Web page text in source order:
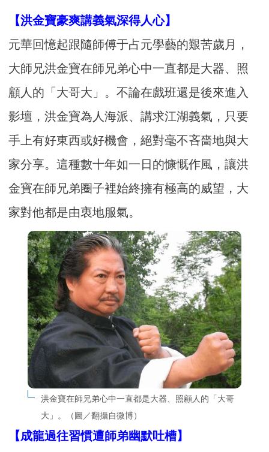
【洪金寶豪爽講義氣深得人心】
元華回憶起跟隨師傅于占元學藝的艱苦歲月，
大師兄洪金寶在師兄弟心中一直都是大器、照
顧人的「大哥大」。不論在戲班還是後來進入
影壇，洪金寶為人海派、講求江湖義氣，只要
手上有好東西或好機會，絕對毫不吝嗇地與大
家分享。這種數十年如一日的慷慨作風，讓洪
金寶在師兄弟圈子裡始終擁有極高的威望，大
家對他都是由衷地服氣。
洪金寶在師兄弟心中一直都是大器、照顧人的「大哥
大」。（圖／翻攝自微博）
【成龍過往習慣遭師弟幽默吐槽】